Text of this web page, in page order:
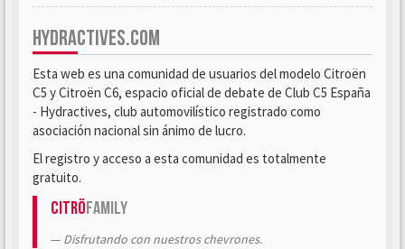
HYDRACTIVES.COM
Esta web es una comunidad de usuarios del modelo Citroën
C5 y Citroën C6, espacio oficial de debate de Club C5 España
- Hydractives, club automovilístico registrado como
asociación nacional sin ánimo de lucro.
El registro y acceso a esta comunidad es totalmente
gratuito.
CitröFamily
Disfrutando con nuestros chevrones.